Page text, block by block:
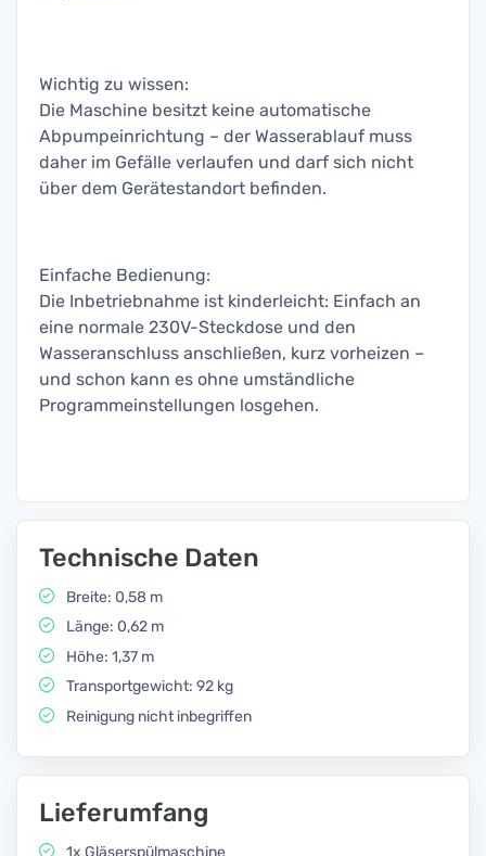
Wichtig zu wissen:
Die Maschine besitzt keine automatische
Abpumpeinrichtung – der Wasserablauf muss
daher im Gefälle verlaufen und darf sich nicht
über dem Gerätestandort befinden.
Einfache Bedienung:
Die Inbetriebnahme ist kinderleicht: Einfach an
eine normale 230V-Steckdose und den
Wasseranschluss anschließen, kurz vorheizen –
und schon kann es ohne umständliche
Programmeinstellungen losgehen.
Technische Daten
Breite: 0,58 m
Länge: 0,62 m
Höhe: 1,37 m
Transportgewicht: 92 kg
Reinigung nicht inbegriffen
Lieferumfang
1x Gläserspülmaschine